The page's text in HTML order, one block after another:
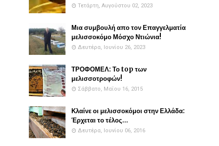
Τετάρτη, Αυγούστου 02, 2023
Μια συμβουλή απο τον Επαγγελματία
μελισσοκόμο Μόσχο Ντιώνια!
Δευτέρα, Ιουνίου 26, 2023
ΤΡΟΦΟΜΕΛ: Το top των
μελισσοτροφών!
Σάββατο, Μαΐου 16, 2015
Κλαίνε οι μελισσοκόμοι στην Ελλάδα:
Έρχεται το τέλος...
Δευτέρα, Ιουνίου 06, 2016